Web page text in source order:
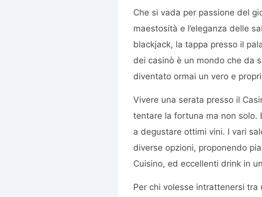
Che si vada per passione del
maestosità e l’eleganza delle
blackjack, la tappa presso il
dei casinò è un mondo che da
diventato ormai un vero e
Vivere una serata presso il
tentare la fortuna ma non solo.
a degustare ottimi vini. I vari
diverse opzioni, proponendo
Cuisino, ed eccellenti drink in
Per chi volesse intrattenersi tra